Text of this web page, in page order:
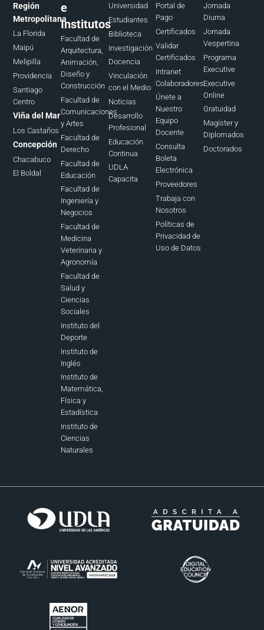
Región
Metropolitana
La Florida
Maipú
Melipilla
Providencia
Santiago
Centro
Viña del Mar
Los Castaños
Concepción
Chacabuco
El Boldal
e
Institutos
Facultad de
Arquitectura,
Animación,
Diseño y
Construcción
Facultad de
Comunicaciones
y Artes
Facultad de
Derecho
Facultad de
Educación
Facultad de
Ingeniería y
Negocios
Facultad de
Medicina
Veterinaria y
Agronomía
Facultad de
Salud y
Ciencias
Sociales
Instituto del
Deporte
Instituto de
Inglés
Instituto de
Matemática,
Física y
Estadística
Instituto de
Ciencias
Naturales
Universidad
Estudiantes
Biblioteca
Investigación
Docencia
Vinculación
con el Medio
Noticias
Desarrollo
Profesional
Educación
Continua
UDLA
Capacita
Portal de
Pago
Certificados
Validar
Certificados
Intranet
Colaboradores
Únete a
Nuestro
Equipo
Docente
Consulta
Boleta
Electrónica
Proveedores
Trabaja con
Nosotros
Políticas de
Privacidad de
Uso de Datos
Jornada
Diurna
Jornada
Vespertina
Programa
Executive
Executive
Online
Gratuidad
Magíster y
Diplomados
Doctorados